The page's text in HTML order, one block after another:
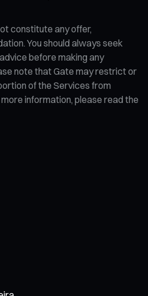
constitute any offer,
You should always seek
before making any
note that Gate may restrict or
of the Services from
information, please read the